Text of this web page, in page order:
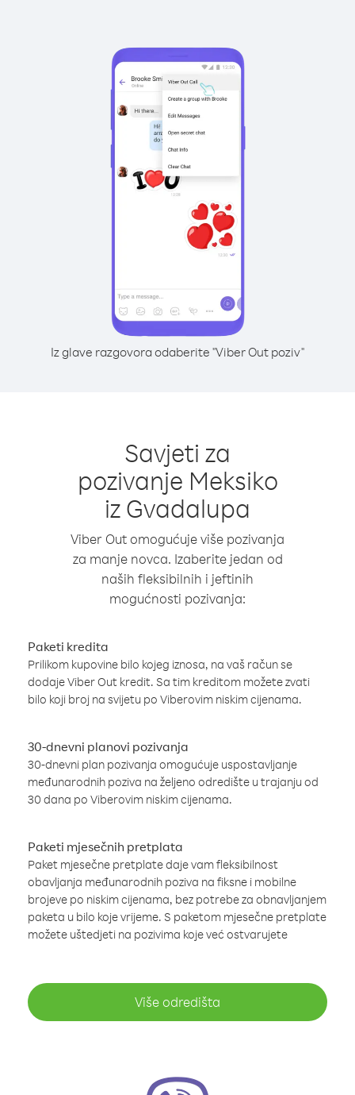
Iz glave razgovora odaberite "Viber Out poziv"
Savjeti za
pozivanje Meksiko
iz Gvadalupa
Viber Out omogućuje više pozivanja
za manje novca. Izaberite jedan od
naših fleksibilnih i jeftinih
mogućnosti pozivanja:
Paketi kredita
Prilikom kupovine bilo kojeg iznosa, na vaš račun se
dodaje Viber Out kredit. Sa tim kreditom možete zvati
bilo koji broj na svijetu po Viberovim niskim cijenama.
30-dnevni planovi pozivanja
30-dnevni plan pozivanja omogućuje uspostavljanje
međunarodnih poziva na željeno odredište u trajanju od
30 dana po Viberovim niskim cijenama.
Paketi mjesečnih pretplata
Paket mjesečne pretplate daje vam fleksibilnost
obavljanja međunarodnih poziva na fiksne i mobilne
brojeve po niskim cijenama, bez potrebe za obnavljanjem
paketa u bilo koje vrijeme. S paketom mjesečne pretplate
možete uštedjeti na pozivima koje već ostvarujete
Više odredišta